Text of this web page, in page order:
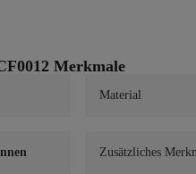
Merkmale
Material
Zusätzliches